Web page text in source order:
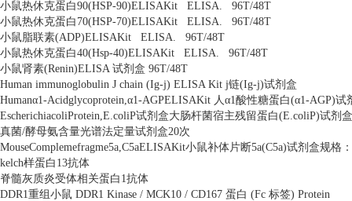
小鼠热休克蛋白90(HSP-90)ELISAKit ELISA.
96T/48T
小鼠热休克蛋白 70(HSP-70)ELISAKit ELISA.
96T/48T
小鼠脂联素(ADP)ELISAKit ELISA.
96T/48T
小鼠热休克蛋白40(Hsp-40)ELISAKit ELISA.
96T/48T
小鼠肾素(Renin)ELISA 试剂盒 96T/48T
Human immunoglobulin J chain (Ig-j) ELISA Kit j链(Ig-j)试剂盒
Humanα1-Acidglycoprotein,α1-AGPELISAKit 人α1酸性糖蛋白(α1-AGP)试
EscherichiacoliProtein,E.coliP试剂盒大肠杆菌宿主残留蛋白(E.coliP)试剂
真菌/酵母氨含量光谱法定量试剂盒20次
MouseComplemefragme5a,C5aELISAKit小鼠补体片断5a(C5a)试剂盒规格：
kelch样蛋白 13抗体
脊髓灰质炎受体相关蛋白 1抗体
DDR1重组小鼠 DDR1 Kinase / MCK10 / CD167 蛋白 (Fc 标签) Protein